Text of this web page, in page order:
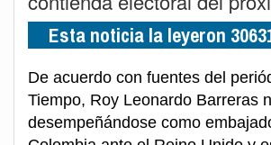
Esta noticia la leyeron
De acuerdo con fuentes del
Tiempo, Roy Leonardo Barreras
desempeñándose como